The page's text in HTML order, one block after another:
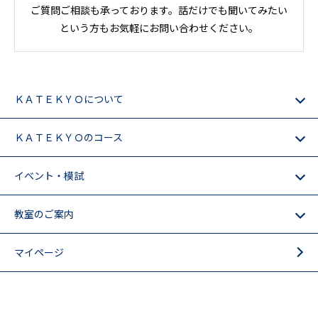
ご質問ご相談も承っております。話だけでも聞いてみたい
という方もお気軽にお問い合わせください。
ＫＡＴＥＫＹＯについて
ＫＡＴＥＫＹＯのコース
イベント・模試
教室のご案内
マイページ